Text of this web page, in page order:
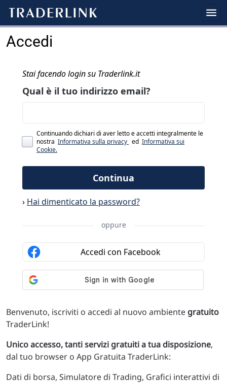
Accedi
Benvenuto, iscriviti o accedi al nuovo ambiente gratuito
TraderLink!
Unico accesso, tanti servizi gratuiti a tua disposizione,
dal tuo browser o App Gratuita TraderLink:
Dati di borsa, Simulatore di Trading, Grafici interattivi di